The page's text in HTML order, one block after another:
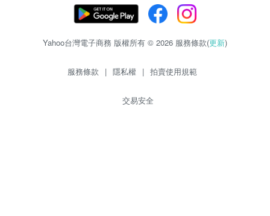
Yahoo台灣電子商務 版權所有 © 2026 服務條款(更新)
服務條款 | 隱私權 | 拍賣使用規範
交易安全